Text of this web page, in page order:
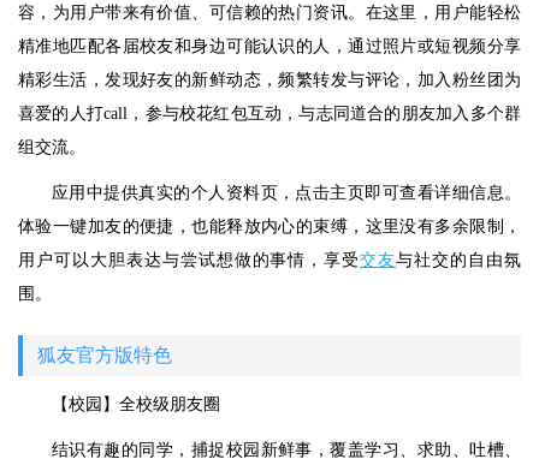
容，为用户带来有价值、可信赖的热门资讯。在这里，用户能轻松
精准地匹配各届校友和身边可能认识的人，通过照片或短视频分享
精彩生活，发现好友的新鲜动态，频繁转发与评论，加入粉丝团为
喜爱的人打call，参与校花红包互动，与志同道合的朋友加入多个群
组交流。
应用中提供真实的个人资料页，点击主页即可查看详细信息。
体验一键加友的便捷，也能释放内心的束缚，这里没有多余限制，
用户可以大胆表达与尝试想做的事情，享受交友与社交的自由氛
围。
狐友官方版特色
【校园】全校级朋友圈
结识有趣的同学，捕捉校园新鲜事，覆盖学习、求助、吐槽、